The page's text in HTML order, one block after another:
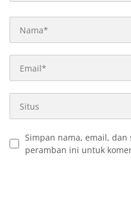
Simpan nama, email, dan
peramban ini untuk